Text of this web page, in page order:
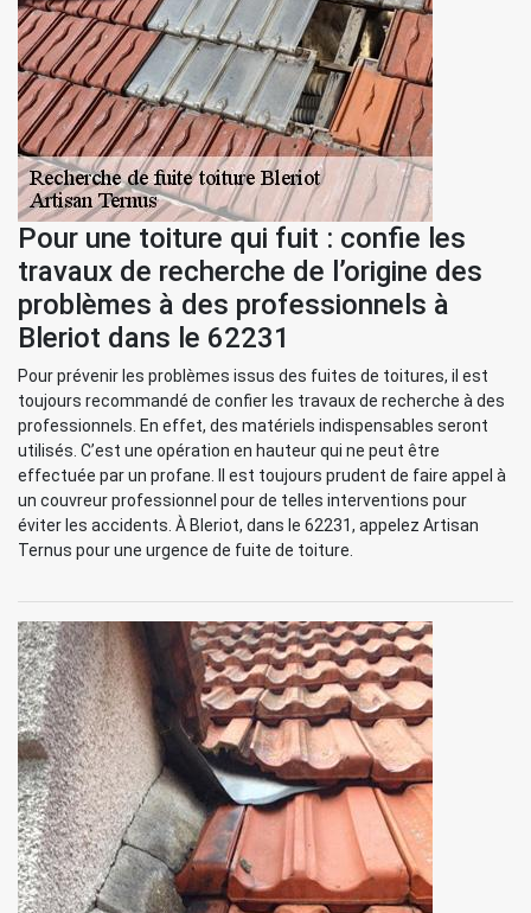
Pour une toiture qui fuit : confie les
travaux de recherche de l’origine des
problèmes à des professionnels à
Bleriot dans le 62231
Pour prévenir les problèmes issus des fuites de toitures, il est
toujours recommandé de confier les travaux de recherche à des
professionnels. En effet, des matériels indispensables seront
utilisés. C’est une opération en hauteur qui ne peut être
effectuée par un profane. Il est toujours prudent de faire appel à
un couvreur professionnel pour de telles interventions pour
éviter les accidents. À Bleriot, dans le 62231, appelez Artisan
Ternus pour une urgence de fuite de toiture.